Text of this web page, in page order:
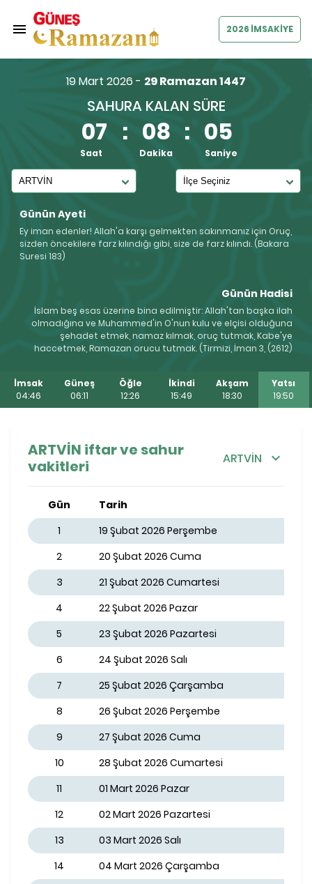
2026 İMSAKİYE
Günün Ayeti
Ey iman edenler! Allah'a karşı gelmekten sakınmanız için Oruç,
sizden öncekilere farz kılındığı gibi, size de farz kılındı. (Bakara
Suresi 183)
19 Mart 2026 - 29 Ramazan 1447
SAHURA KALAN SÜRE
07 : 08 : 04
Saat Dakika Saniye
Günün Hadisi
İslam beş esas üzerine bina edilmiştir: Allah'tan başka ilah
olmadığına ve Muhammed'in O'nun kulu ve elçisi olduğuna
şehadet etmek, namaz kılmak, oruç tutmak, Kabe'ye
haccetmek, Ramazan orucu tutmak. (Tirmizi, İman 3, (2612)
İmsak
04:46
Güneş
06:11
Öğle
12:26
İkindi
15:49
Akşam
18:30
Yatsı
19:50
ARTVİN iftar ve sahur
vakitleri
ARTVİN
Gün Tarih
1
19 Şubat 2026 Perşembe
2
20 Şubat 2026 Cuma
3
21 Şubat 2026 Cumartesi
4
22 Şubat 2026 Pazar
5
23 Şubat 2026 Pazartesi
6
24 Şubat 2026 Salı
7
25 Şubat 2026 Çarşamba
8
26 Şubat 2026 Perşembe
9
27 Şubat 2026 Cuma
10
28 Şubat 2026 Cumartesi
11
01 Mart 2026 Pazar
12
02 Mart 2026 Pazartesi
13
03 Mart 2026 Salı
14
04 Mart 2026 Çarşamba